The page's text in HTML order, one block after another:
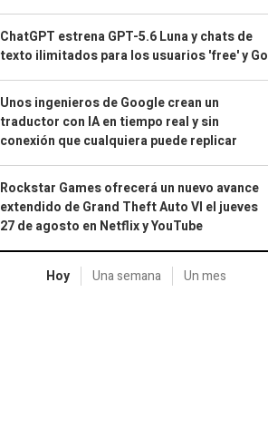
ChatGPT estrena GPT-5.6 Luna y chats de
texto ilimitados para los usuarios 'free' y Go
Unos ingenieros de Google crean un
traductor con IA en tiempo real y sin
conexión que cualquiera puede replicar
Rockstar Games ofrecerá un nuevo avance
extendido de Grand Theft Auto VI el jueves
27 de agosto en Netflix y YouTube
Hoy Una semana Un mes